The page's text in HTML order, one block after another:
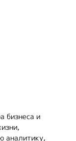
бизнеса и
аналитику,